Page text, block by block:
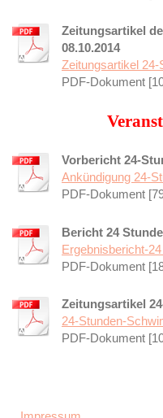
Zeitungsartikel
08.10.2014
Zeitungsartikel
PDF-Dokument
Vorbericht 24-
Ankündigung 24-
PDF-Dokument
Bericht 24
Ergebnisbericht-
PDF-Dokument
Zeitungsartikel
24-Stunden-
PDF-Dokument